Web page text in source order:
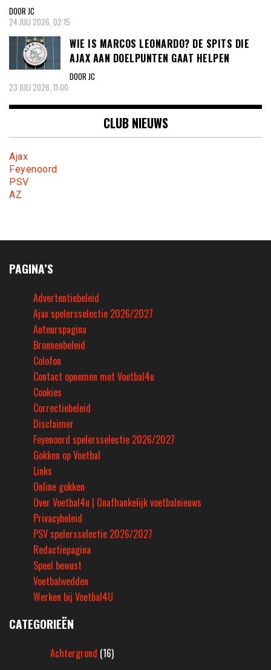
DOOR JC
24 JULI 2026, 02:15
WIE IS MARCOS LEONARDO? DE SPITS DIE
AJAX AAN DOELPUNTEN GAAT HELPEN
DOOR JC
23 JULI 2026, 11:00
CLUB NIEUWS
Ajax
Feyenoord
PSV
AZ
PAGINA’S
Advertentiebeleid
Ajax spelersselectie 2026/2027
Auteurspagina
Bronnenbeleid
Colofon
Contact opnemen met Voetbal4u
Cookies
Correctiebeleid
Disclaimer
Feyenoord spelersselectie 2026/2027
Gokken op Voetbal
Links
Online gokken
Over Voetbal4u | Onafhankelijk voetbalnieuws
Privacybeleid
PSV spelersselectie 2026/2027
Redactiepagina
Speel bewust
Voetbalwedden
Werken bij Voetbal4U
CATEGORIEËN
Achtergrond (16)